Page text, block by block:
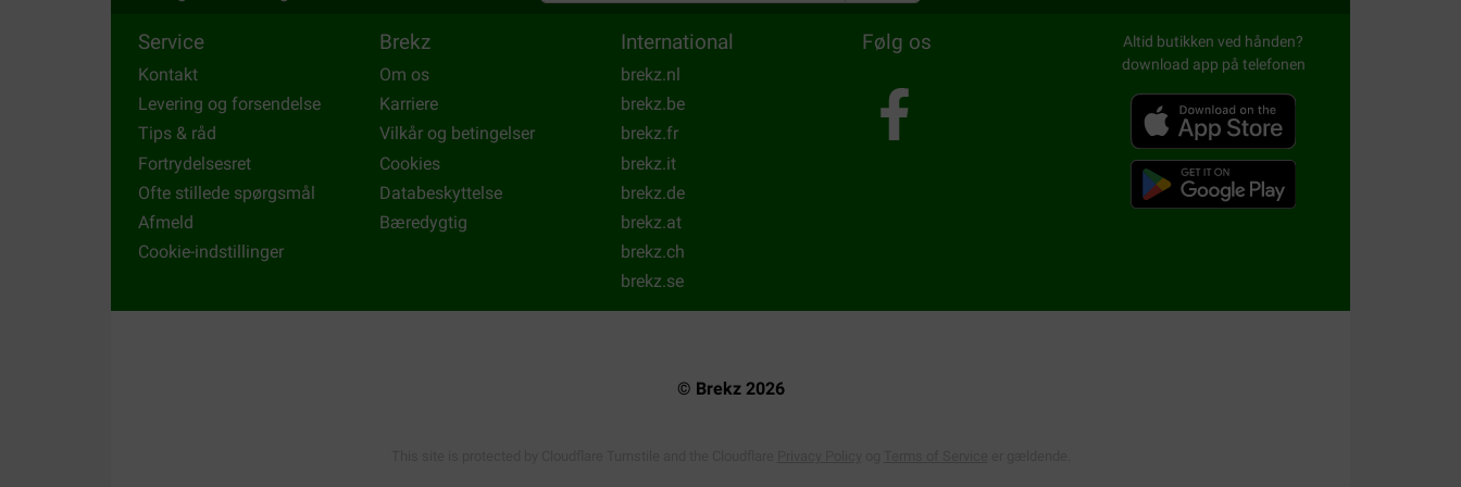
Royal Canin Mobility Support er til hunde med smertefulde led. Foderet giver støtte og fremmer en smidig mobilitet.
Hud og pels
Har din hund irriterende kløe, hårtab eller andre irriterende hud- eller pelsproblemer? Så giv Royal Canin Skin Care Skin Care Small Dogs.
Nyrer og urinveje
For at reducere struvitdannelse og blæresten kan du give Royal Canin Urinary S/O
variant. Blæresten, såsom
urat og cystin, kan du reducere med
Royal Canin Urinary U/C . Nyreproblemer kan du hjælpe med at støtte med Renal Special,Renal Select
Overvægt kan føre til mange helbredsproblemer. MedRoyal Canin Satietykan du hjælpe din hund med at opnå en sund vægt og samtidig bevare
Service
Kontakt
Levering og forsendelse
Tips & råd
Fortrydelsesret
Ofte stillede spørgsmål
Afmeld
Cookie-indstillinger
Brekz
Om os
Karriere
Vilkår og betingelser
Cookies
Databeskyttelse
Bæredygtig
International
brekz.nl
brekz.be
brekz.fr
brekz.it
brekz.de
brekz.at
brekz.ch
brekz.se
Følg os
Altid butikken ved hånden?
download app på telefonen
© Brekz 2026